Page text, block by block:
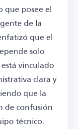
que posee el
de la
que el
solo
vinculado
clara y
que la
de confusión
técnico.